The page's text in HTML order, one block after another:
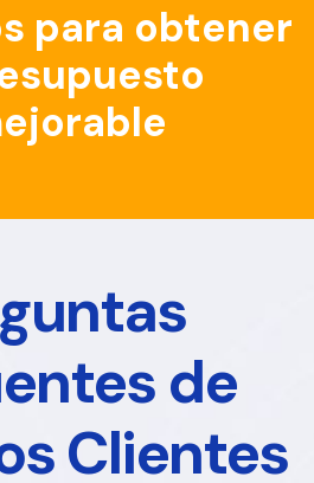
para obtener
de
Clientes